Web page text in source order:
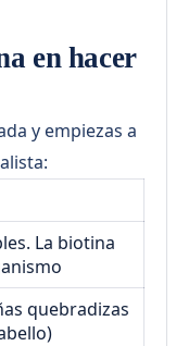
en hacer
y empiezas a
La biotina
quebradizas